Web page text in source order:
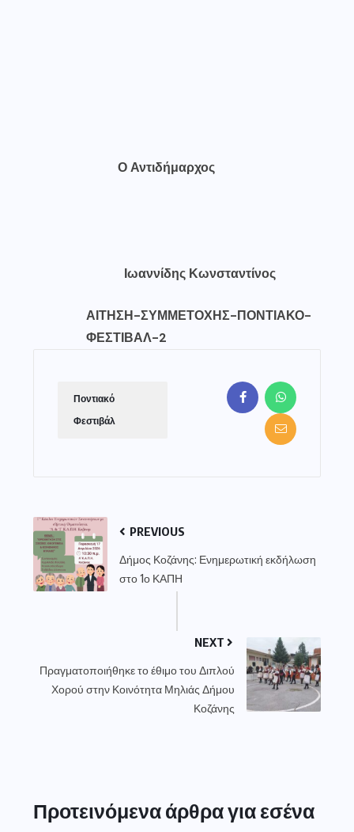
Ο Αντιδήμαρχος
Ιωαννίδης Κωνσταντίνος
ΑΙΤΗΣΗ-ΣΥΜΜΕΤΟΧΗΣ-ΠΟΝΤΙΑΚΟ-
ΦΕΣΤΙΒΑΛ-2
Ποντιακό
Φεστιβάλ
PREVIOUS
Δήμος Κοζάνης: Ενημερωτική εκδήλωση
στο 1ο ΚΑΠΗ
NEXT
Πραγματοποιήθηκε το έθιμο του Διπλού
Χορού στην Κοινότητα Μηλιάς Δήμου
Κοζάνης
Προτεινόμενα άρθρα για εσένα